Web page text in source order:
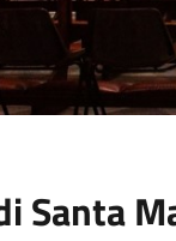
Santa